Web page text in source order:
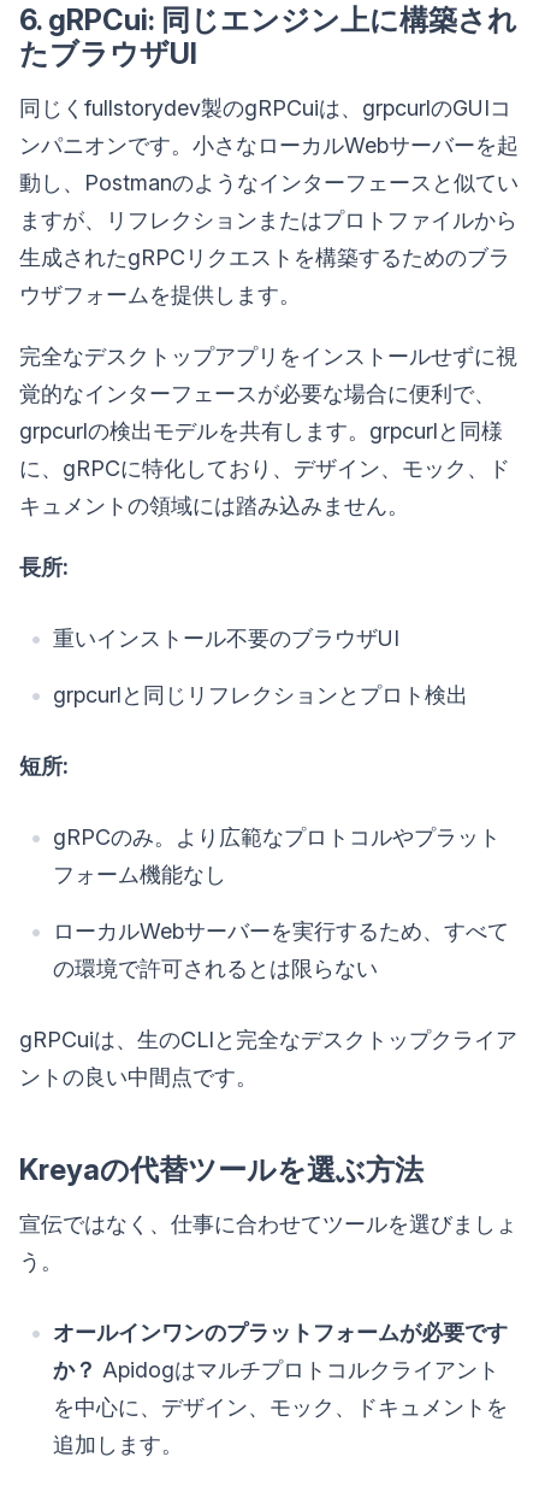
6. gRPCui: 同じエンジン上に構築され
たブラウザUI
同じくfullstorydev製のgRPCuiは、grpcurlのGUIコ
ンパニオンです。小さなローカルWebサーバーを起
動し、Postmanのようなインターフェースと似てい
ますが、リフレクションまたはプロトファイルから
生成されたgRPCリクエストを構築するためのブラ
ウザフォームを提供します。
完全なデスクトップアプリをインストールせずに視
覚的なインターフェースが必要な場合に便利で、
grpcurlの検出モデルを共有します。grpcurlと同様
に、gRPCに特化しており、デザイン、モック、ド
キュメントの領域には踏み込みません。
長所:
重いインストール不要のブラウザUI
grpcurlと同じリフレクションとプロト検出
短所:
gRPCのみ。より広範なプロトコルやプラット
フォーム機能なし
ローカルWebサーバーを実行するため、すべて
の環境で許可されるとは限らない
gRPCuiは、生のCLIと完全なデスクトップクライア
ントの良い中間点です。
Kreyaの代替ツールを選ぶ方法
宣伝ではなく、仕事に合わせてツールを選びましょ
う。
オールインワンのプラットフォームが必要です
か？ Apidogはマルチプロトコルクライアント
を中心に、デザイン、モック、ドキュメントを
追加します。